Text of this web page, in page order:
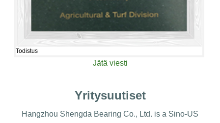
Jätä viesti
Yritysuutiset
Hangzhou Shengda Bearing Co., Ltd. is a Sino-US